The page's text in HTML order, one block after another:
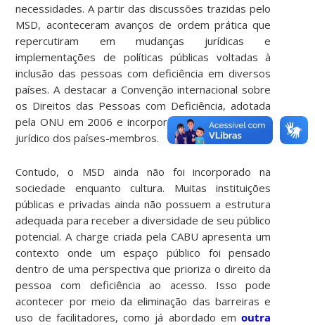
necessidades. A partir das discussões trazidas pelo
MSD, aconteceram avanços de ordem prática que
repercutiram em mudanças jurídicas e
implementações de políticas públicas voltadas à
inclusão das pessoas com deficiência em diversos
países. A destacar a Convenção internacional sobre
os Direitos das Pessoas com Deficiência, adotada
pela ONU em 2006 e incorporada no ordenamento
jurídico dos países-membros.
Contudo, o MSD ainda não foi incorporado na
sociedade enquanto cultura. Muitas instituições
públicas e privadas ainda não possuem a estrutura
adequada para receber a diversidade de seu público
potencial. A charge criada pela CABU apresenta um
contexto onde um espaço público foi pensado
dentro de uma perspectiva que prioriza o direito da
pessoa com deficiência ao acesso. Isso pode
acontecer por meio da eliminação das barreiras e
uso de facilitadores, como já abordado emoutra